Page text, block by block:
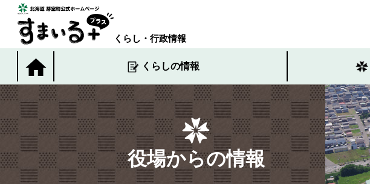
くらし・行政情報
くらしの情報
役場からの情報